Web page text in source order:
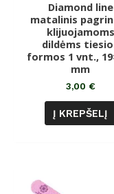
Įvertinimas:
0
iš
5
Diamond line
matalinis
klijuojamoms
dildėms
formos 1 vnt.,
mm
3,00 €
Į KREPŠELĮ